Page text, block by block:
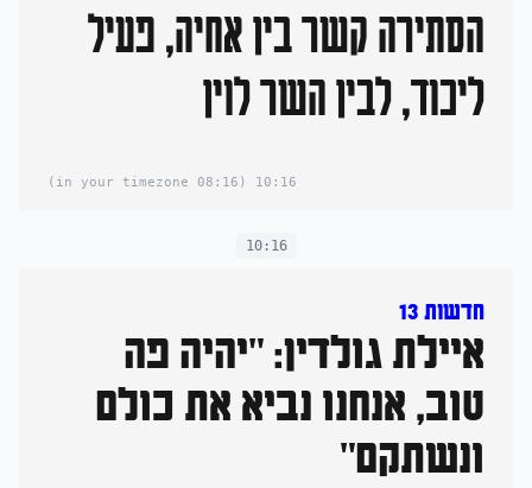
הסתירה קשר בין אחיה, פעיל
ליכוד, לבין השר לוין
10:16
(08:16 in your timezone)
10:16
חדשות 13
איילת גולדין: "יהיה פה
טוב, אנחנו נביא את כולם
ונשתקם"